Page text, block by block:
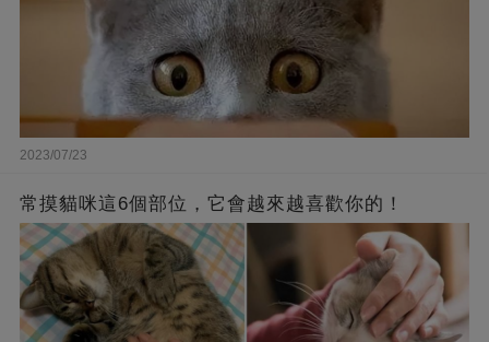
2023/07/23
常摸貓咪這6個部位，它會越來越喜歡你的！